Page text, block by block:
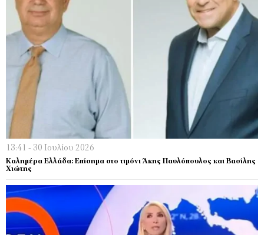
13:41 - 30 Ιουλίου 2026
Καλημέρα Ελλάδα: Επίσημα στο τιμόνι Άκης Παυλόπουλος και Βασίλης
Χιώτης